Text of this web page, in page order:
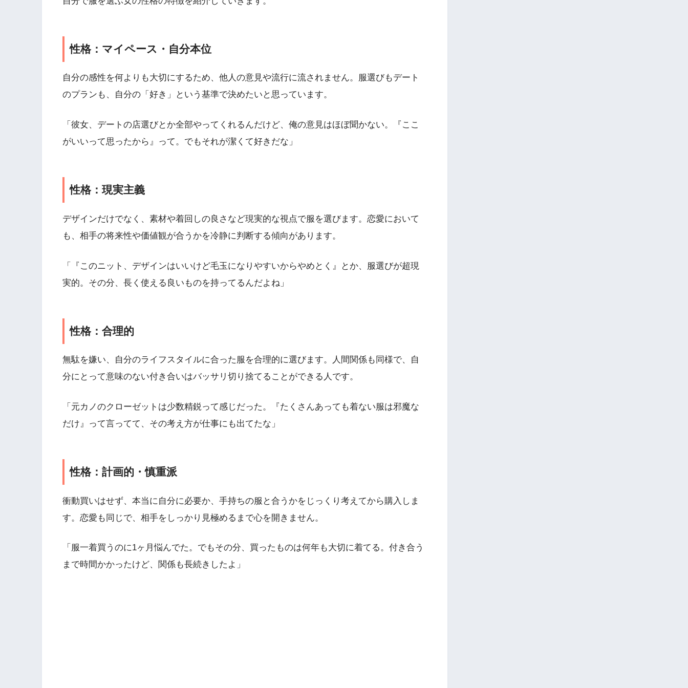
性格：マイペース・自分本位
自分の感性を何よりも大切にするため、他人の意見や流行に流されません。服選びもデート
のプランも、自分の「好き」という基準で決めたいと思っています。
「彼女、デートの店選びとか全部やってくれるんだけど、俺の意見はほぼ聞かない。『ここ
がいいって思ったから』って。でもそれが潔くて好きだな」
性格：現実主義
デザインだけでなく、素材や着回しの良さなど現実的な視点で服を選びます。恋愛において
も、相手の将来性や価値観が合うかを冷静に判断する傾向があります。
「『このニット、デザインはいいけど毛玉になりやすいからやめとく』とか、服選びが超現
実的。その分、長く使える良いものを持ってるんだよね」
性格：合理的
無駄を嫌い、自分のライフスタイルに合った服を合理的に選びます。人間関係も同様で、自
分にとって意味のない付き合いはバッサリ切り捨てることができる人です。
「元カノのクローゼットは少数精鋭って感じだった。『たくさんあっても着ない服は邪魔な
だけ』って言ってて、その考え方が仕事にも出てたな」
性格：計画的・慎重派
衝動買いはせず、本当に自分に必要か、手持ちの服と合うかをじっくり考えてから購入しま
す。恋愛も同じで、相手をしっかり見極めるまで心を開きません。
「服一着買うのに1ヶ月悩んでた。でもその分、買ったものは何年も大切に着てる。付き合う
まで時間かかったけど、関係も長続きしたよ」